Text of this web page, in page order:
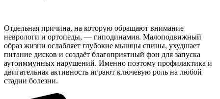
Отдельная причина, на которую обращают внимание
неврологи и ортопеды, — гиподинамия. Малоподвижный
образ жизни ослабляет глубокие мышцы спины, ухудшает
питание дисков и создаёт благоприятный фон для запуска
аутоиммунных нарушений. Именно поэтому профилактика и
двигательная активность играют ключевую роль на любой
стадии болезни.